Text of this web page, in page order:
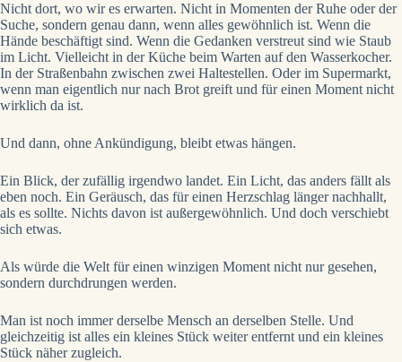
Nicht dort, wo wir es erwarten. Nicht in Momenten der Ruhe oder der
Suche, sondern genau dann, wenn alles gewöhnlich ist. Wenn die
Hände beschäftigt sind. Wenn die Gedanken verstreut sind wie Staub
im Licht. Vielleicht in der Küche beim Warten auf den Wasserkocher.
In der Straßenbahn zwischen zwei Haltestellen. Oder im Supermarkt,
wenn man eigentlich nur nach Brot greift und für einen Moment nicht
wirklich da ist.
Und dann, ohne Ankündigung, bleibt etwas hängen.
Ein Blick, der zufällig irgendwo landet. Ein Licht, das anders fällt als
eben noch. Ein Geräusch, das für einen Herzschlag länger nachhallt,
als es sollte. Nichts davon ist außergewöhnlich. Und doch verschiebt
sich etwas.
Als würde die Welt für einen winzigen Moment nicht nur gesehen,
sondern durchdrungen werden.
Man ist noch immer derselbe Mensch an derselben Stelle. Und
gleichzeitig ist alles ein kleines Stück weiter entfernt und ein kleines
Stück näher zugleich.